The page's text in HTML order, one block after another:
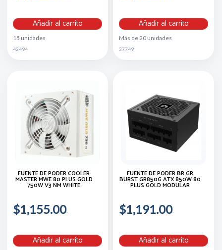
Añadir al carrito
15 unidades
42494
Añadir al carrito
Más de 20 unidades
37749
FUENTE DE PODER COOLER
MASTER MWE 80 PLUS GOLD
750W V3 NM WHITE
$1,155.00
Añadir al carrito
FUENTE DE PODER BR GR
BURST GR850G ATX 850W 80
PLUS GOLD MODULAR
$1,191.00
Añadir al carrito